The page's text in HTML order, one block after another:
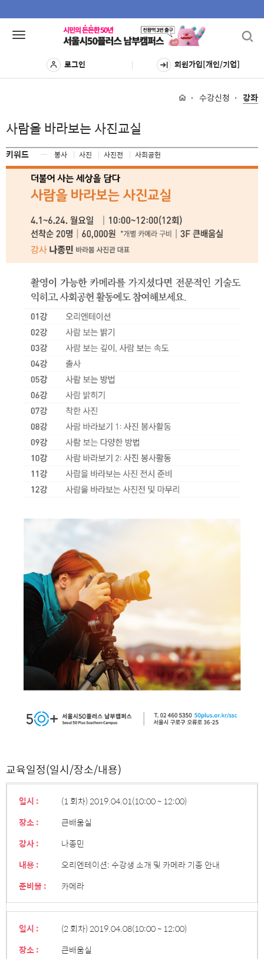
Toggle
로그인 회원가입[개인/기업]
수강신청 강좌
사람을 바라보는 사진교실
키워드 ㅡ 봉사 사진 사진전 사회공헌
교육일정(일시/장소/내용)
일시 : (1 회차) 2019.04.01(10:00 ~ 12:00)
장소 :
큰배움실
강사 :
나종민
내용 :
오리엔테이션: 수강생 소개 및 카메라 기종 안내
준비물 :
카메라
일시 : (2 회차) 2019.04.08(10:00 ~ 12:00)
장소 :
큰배움실